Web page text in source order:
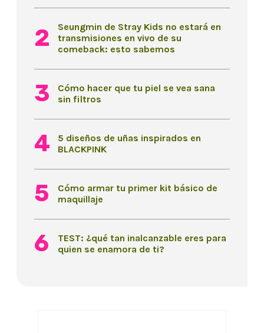
Seungmin de Stray Kids no estará en
transmisiones en vivo de su
comeback: esto sabemos
Cómo hacer que tu piel se vea sana
sin filtros
5 diseños de uñas inspirados en
BLACKPINK
Cómo armar tu primer kit básico de
maquillaje
TEST: ¿qué tan inalcanzable eres para
quien se enamora de ti?